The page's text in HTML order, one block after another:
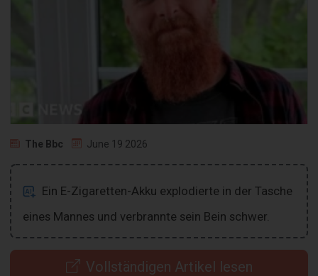
The Bbc June 19 2026
Ein E-Zigaretten-Akku explodierte in der Tasche
eines Mannes und verbrannte sein Bein schwer.
Vollständigen Artikel lesen